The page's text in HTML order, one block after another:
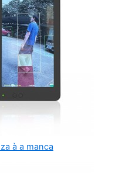
à a manca